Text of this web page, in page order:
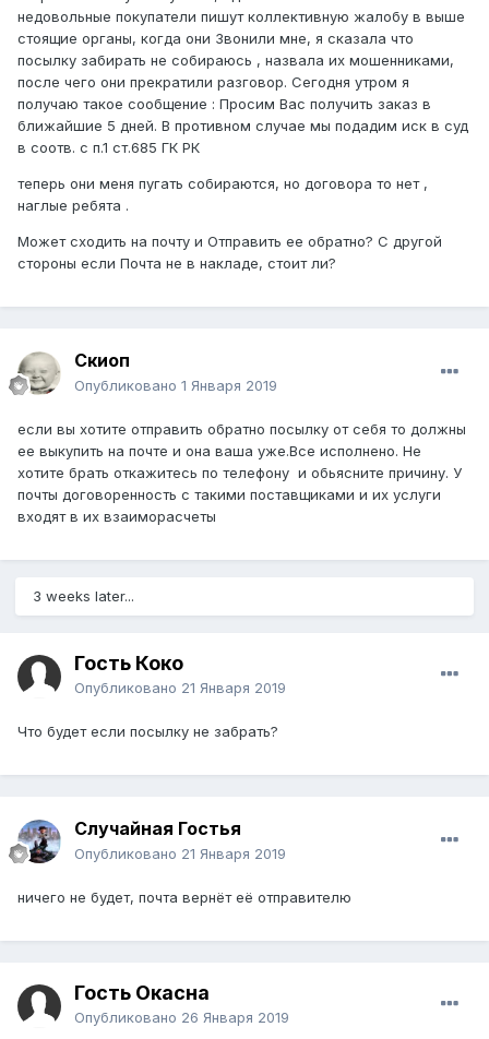
недовольные покупатели пишут коллективную жалобу в выше
стоящие органы, когда они Звонили мне, я сказала что
посылку забирать не собираюсь , назвала их мошенниками,
после чего они прекратили разговор. Сегодня утром я
получаю такое сообщение : Просим Вас получить заказ в
ближайшие 5 дней. В противном случае мы подадим иск в суд
в соотв. с п.1 ст.685 ГК РК
теперь они меня пугать собираются, но договора то нет ,
наглые ребята .
Может сходить на почту и Отправить ее обратно? С другой
стороны если Почта не в накладе, стоит ли?
Скиоп
Опубликовано 1 Января 2019
если вы хотите отправить обратно посылку от себя то должны
ее выкупить на почте и она ваша уже.Все исполнено. Не
хотите брать откажитесь по телефону и обьясните причину. У
почты договоренность с такими поставщиками и их услуги
входят в их взаиморасчеты
3 weeks later...
Гость Коко
Опубликовано 21 Января 2019
Что будет если посылку не забрать?
Случайная Гостья
Опубликовано 21 Января 2019
ничего не будет, почта вернёт её отправителю
Гость Окасна
Опубликовано 26 Января 2019